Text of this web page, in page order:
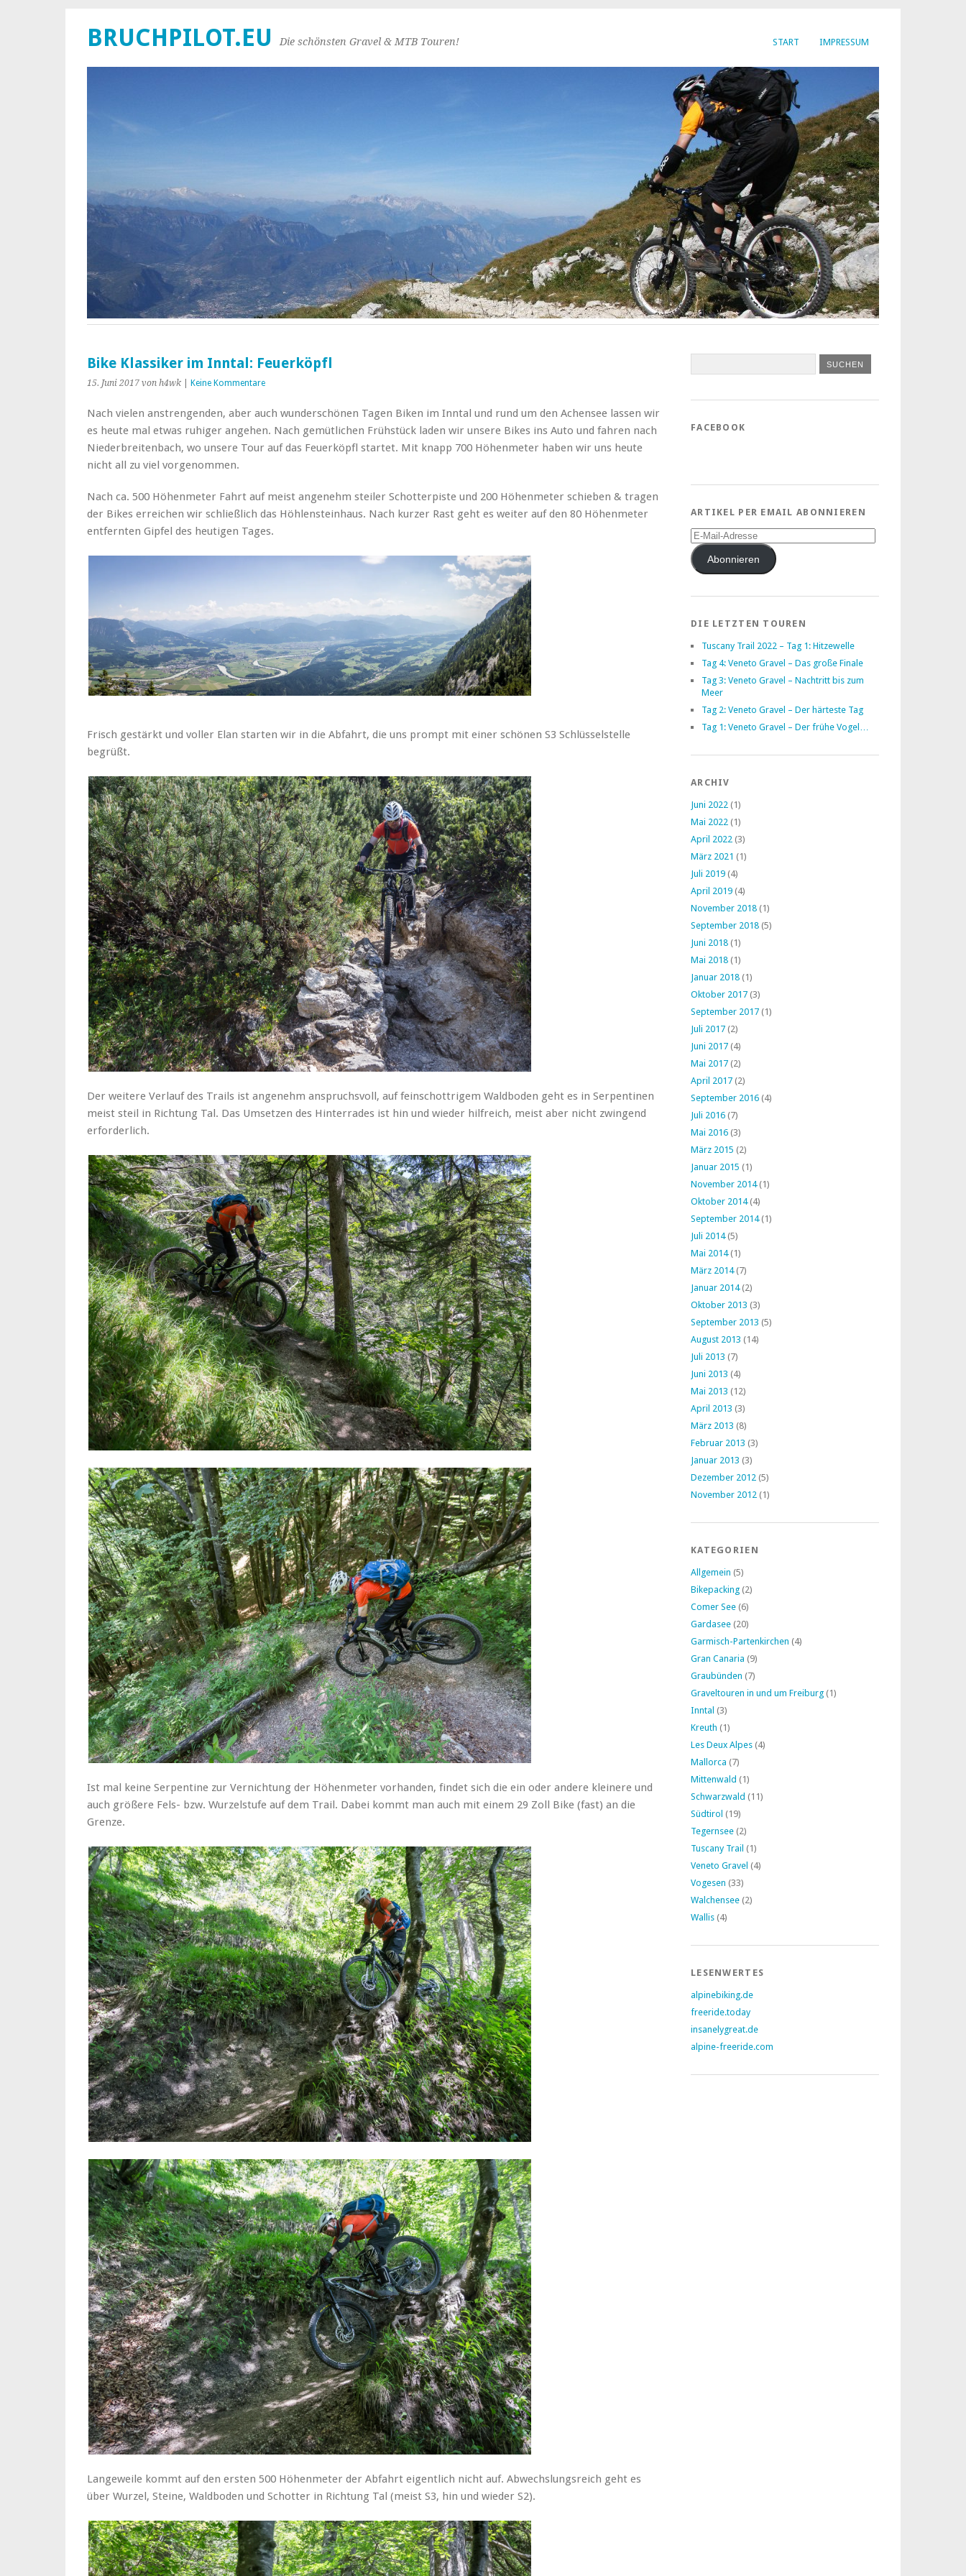
START IMPRESSUM
BRUCHPILOT.EU Die schönsten Gravel & MTB Touren!
Bike Klassiker im Inntal: Feuerköpfl
15. Juni 2017 von h4wk Keine Kommentare
Nach vielen anstrengenden, aber auch wunderschönen Tagen Biken im Inntal und rund um den Achensee lassen wir
es heute mal etwas ruhiger angehen. Nach gemütlichen Frühstück laden wir unsere Bikes ins Auto und fahren nach
Niederbreitenbach, wo unsere Tour auf das Feuerköpfl startet. Mit knapp 700 Höhenmeter haben wir uns heute
nicht all zu viel vorgenommen.
Nach ca. 500 Höhenmeter Fahrt auf meist angenehm steiler Schotterpiste und 200 Höhenmeter schieben & tragen
der Bikes erreichen wir schließlich das Höhlensteinhaus. Nach kurzer Rast geht es weiter auf den 80 Höhenmeter
entfernten Gipfel des heutigen Tages.
Frisch gestärkt und voller Elan starten wir in die Abfahrt, die uns prompt mit einer schönen S3 Schlüsselstelle
begrüßt.
Der weitere Verlauf des Trails ist angenehm anspruchsvoll, auf feinschottrigem Waldboden geht es in Serpentinen
meist steil in Richtung Tal. Das Umsetzen des Hinterrades ist hin und wieder hilfreich, meist aber nicht zwingend
erforderlich.
Ist mal keine Serpentine zur Vernichtung der Höhenmeter vorhanden, findet sich die ein oder andere kleinere und
auch größere Fels- bzw. Wurzelstufe auf dem Trail. Dabei kommt man auch mit einem 29 Zoll Bike (fast) an die
Grenze.
Langeweile kommt auf den ersten 500 Höhenmeter der Abfahrt eigentlich nicht auf. Abwechslungsreich geht es
über Wurzel, Steine, Waldboden und Schotter in Richtung Tal (meist S3, hin und wieder S2).
FACEBOOK
ARTIKEL PER EMAIL ABONNIEREN
E-
Mail-
AdresseAbonnieren
DIE LETZTEN TOUREN
Tuscany Trail 2022 – Tag 1: Hitzewelle
Tag 4: Veneto Gravel – Das große Finale
Tag 3: Veneto Gravel – Nachtritt bis zum
Meer
Tag 2: Veneto Gravel – Der härteste Tag
Tag 1: Veneto Gravel – Der frühe Vogel…
ARCHIV
Juni 2022 (1)
Mai 2022 (1)
April 2022 (3)
März 2021 (1)
Juli 2019 (4)
April 2019 (4)
November 2018 (1)
September 2018 (5)
Juni 2018 (1)
Mai 2018 (1)
Januar 2018 (1)
Oktober 2017 (3)
September 2017 (1)
Juli 2017 (2)
Juni 2017 (4)
Mai 2017 (2)
April 2017 (2)
September 2016 (4)
Juli 2016 (7)
Mai 2016 (3)
März 2015 (2)
Januar 2015 (1)
November 2014(1)
Oktober 2014(4)
September 2014(1)
Juli 2014(5)
Mai 2014(1)
März 2014(7)
Januar 2014(2)
Oktober 2013 (3)
September 2013 (5)
August 2013 (14)
Juli 2013 (7)
Juni 2013 (4)
Mai 2013 (12)
April 2013 (3)
März 2013 (8)
Februar 2013 (3)
Januar 2013 (3)
Dezember 2012 (5)
November 2012 (1)
KATEGORIEN
Allgemein (5)
Bikepacking (2)
Comer See (6)
Gardasee (20)
Garmisch-Partenkirchen (4)
Gran Canaria (9)
Graubünden (7)
Graveltouren in und um Freiburg (1)
Inntal (3)
Kreuth (1)
Les Deux Alpes (4)
Mallorca (7)
Mittenwald (1)
Schwarzwald (11)
Südtirol (19)
Tegernsee (2)
Tuscany Trail (1)
Veneto Gravel (4)
Vogesen (33)
Walchensee (2)
Wallis (4)
LESENWERTES
alpinebiking.de
freeride.today
insanelygreat.de
alpine-freeride.com